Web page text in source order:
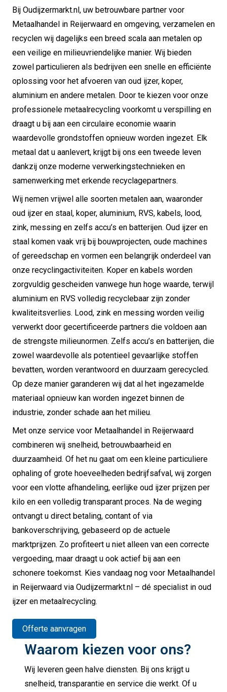
Bij Oudijzermarkt.nl, uw betrouwbare partner voor
Metaalhandel in Reijerwaard en omgeving, verzamelen en
recyclen wij dagelijks een breed scala aan metalen op
een veilige en milieuvriendelijke manier. Wij bieden
zowel particulieren als bedrijven een snelle en efficiënte
oplossing voor het afvoeren van oud ijzer, koper,
aluminium en andere metalen. Door te kiezen voor onze
professionele metaalrecycling voorkomt u verspilling en
draagt u bij aan een circulaire economie waarin
waardevolle grondstoffen opnieuw worden ingezet. Elk
metaal dat u aanlevert, krijgt bij ons een tweede leven
dankzij onze moderne verwerkingstechnieken en
samenwerking met erkende recyclagepartners.
Wij nemen vrijwel alle soorten metalen aan, waaronder
oud ijzer en staal, koper, aluminium, RVS, kabels, lood,
zink, messing en zelfs accu’s en batterijen. Oud ijzer en
staal komen vaak vrij bij bouwprojecten, oude machines
of gereedschap en vormen een belangrijk onderdeel van
onze recyclingactiviteiten. Koper en kabels worden
zorgvuldig gescheiden vanwege hun hoge waarde, terwijl
aluminium en RVS volledig recyclebaar zijn zonder
kwaliteitsverlies. Lood, zink en messing worden veilig
verwerkt door gecertificeerde partners die voldoen aan
de strengste milieunormen. Zelfs accu’s en batterijen, die
zowel waardevolle als potentieel gevaarlijke stoffen
bevatten, worden verantwoord en duurzaam gerecycled.
Op deze manier garanderen wij dat al het ingezamelde
materiaal opnieuw kan worden ingezet binnen de
industrie, zonder schade aan het milieu.
Met onze service voor Metaalhandel in Reijerwaard
combineren wij snelheid, betrouwbaarheid en
duurzaamheid. Of het nu gaat om een kleine particuliere
ophaling of grote hoeveelheden bedrijfsafval, wij zorgen
voor een vlotte afhandeling, eerlijke oud ijzer prijzen per
kilo en een volledig transparant proces. Na de weging
ontvangt u direct betaling, contant of via
bankoverschrijving, gebaseerd op de actuele
marktprijzen. Zo profiteert u niet alleen van een correcte
vergoeding, maar draagt u ook actief bij aan een
schonere toekomst. Kies vandaag nog voor Metaalhandel
in Reijerwaard via Oudijzermarkt.nl – dé specialist in oud
ijzer en metaalrecycling.
Offerte aanvragen
Waarom kiezen voor ons?
Wij leveren geen halve diensten. Bij ons krijgt u
snelheid, transparantie en service die werkt. Of u